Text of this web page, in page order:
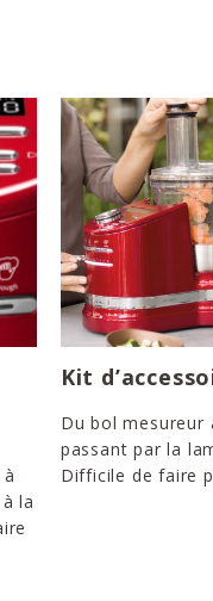
la
Kit
Du bol mesureur
passant par la
Difficile de faire